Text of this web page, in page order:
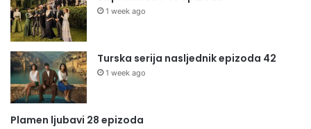
1 week ago
Turska serija nasljednik epizoda 42
1 week ago
Plamen ljubavi 28 epizoda